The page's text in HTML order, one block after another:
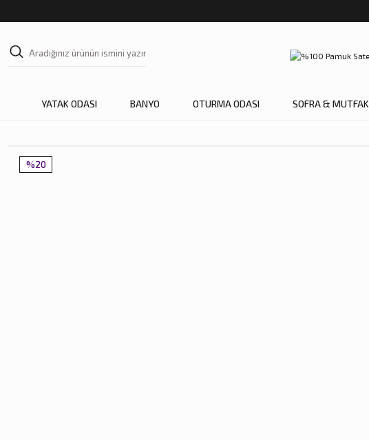
YATAK ODASI BANYO OTURMA ODASI SOFRA & MUTFAK
%20